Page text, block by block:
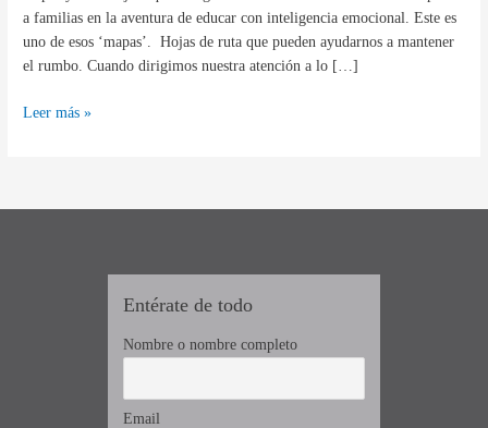
a familias en la aventura de educar con inteligencia emocional. Este es
uno de esos ‘mapas’. Hojas de ruta que pueden ayudarnos a mantener
el rumbo. Cuando dirigimos nuestra atención a lo […]
Leer más »
Entérate de todo
Nombre o nombre completo
Email